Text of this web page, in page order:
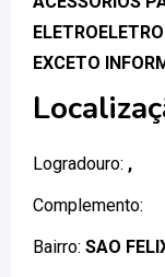
EXCETO
Logradouro: ,
Complemento:
Bairro: SAO